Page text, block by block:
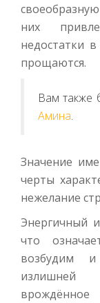
них
недостатки
прощаются.
Вам также
Амина.
Значение
черты
нежелание
Энергичный
что
возбудим
излишней
врождённое